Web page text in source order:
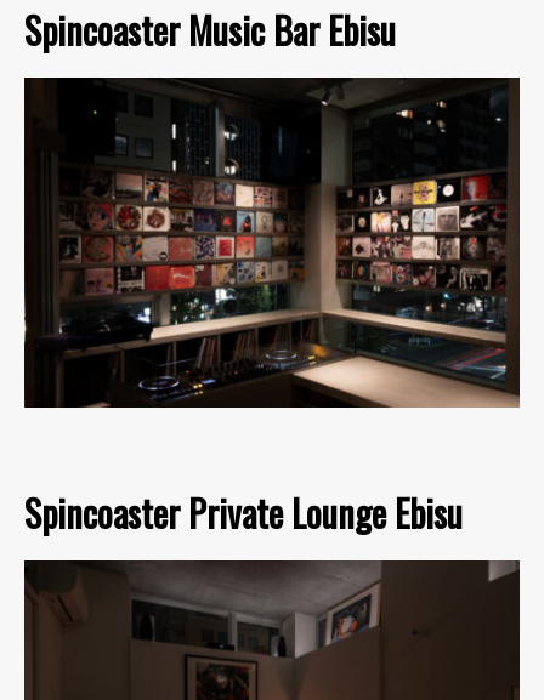
Spincoaster Music Bar Ebisu
Spincoaster Private Lounge Ebisu